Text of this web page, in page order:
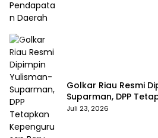
Golkar Riau Resmi
Suparman, DPP
Baru 2025–2030
Juli 23, 2026